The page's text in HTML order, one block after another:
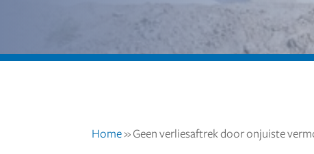
Home» Geen verliesaftrek door onjuiste